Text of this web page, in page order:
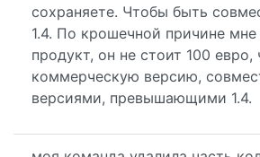
сохраняете. Чтобы быть
1.4. По крошечной причине мне
продукт, он не стоит 100 евро,
коммерческую версию,
версиями, превышающими 1.4.